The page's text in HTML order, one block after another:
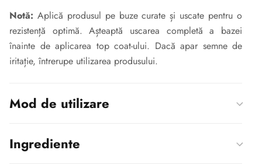
Notă: Aplică produsul pe buze curate și uscate pentru o
rezistență optimă. Așteaptă uscarea completă a bazei
înainte de aplicarea top coat-ului. Dacă apar semne de
iritație, întrerupe utilizarea produsului.
Mod de utilizare
Ingrediente